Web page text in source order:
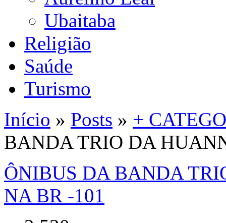
Ubaitaba
Religião
Saúde
Turismo
Início » Posts » +
BANDA TRIO DA
ÔNIBUS DA BANDA
NA BR -101